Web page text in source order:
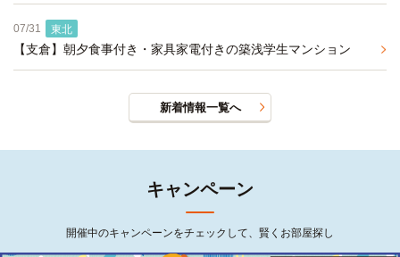
07/31 東北
【支倉】朝夕食事付き・家具家電付きの築浅学生マンション
新着情報一覧へ
キャンペーン
開催中のキャンペーンをチェックして、賢くお部屋探し